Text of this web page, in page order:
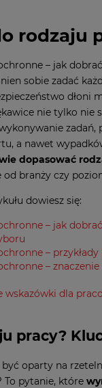
rodzaju
– jak
sobie zadać
dłoni
nie tylko nie
zadań,
a nawet
dopasować
od branży czy
dowiesz się:
– jak
–
– znaczenie
wskazówki dla
pracy?
oparty na
To pytanie, które